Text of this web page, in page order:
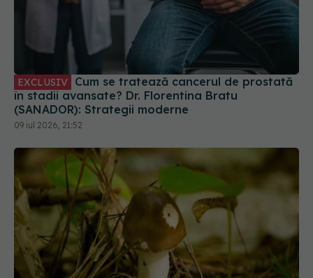
EXCLUSIV
în stadii avansate? Dr. Florentina Bratu
(SANADOR): Strategii moderne
09 iul 2026, 21:52